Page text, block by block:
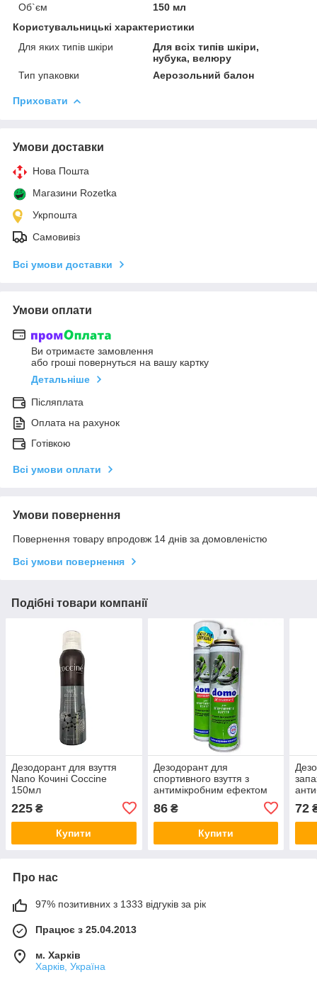
Об`єм
150 мл
Користувальницькі характеристики
Для яких типів шкіри
Для всіх типів шкіри,
нубука, велюру
Тип упаковки
Аерозольний балон
Приховати
Умови доставки
Нова Пошта
Магазини Rozetka
Укрпошта
Самовивіз
Всі умови доставки
Умови оплати
Ви отримаєте замовлення
або гроші повернуться на вашу картку
Детальніше
Післяплата
Оплата на рахунок
Готівкою
Всі умови оплати
Умови повернення
Повернення товару впродовж 14 днів за домовленістю
Всі умови повернення
Подібні товари компанії
Дезодорант для взуття
Nano Кочині Coccine
150мл
225 ₴
Купити
Дезодорант для
спортивного взуття з
антимікробним ефектом
86₴
Купити
72
Про нас
97% позитивних з 1333 відгуків за рік
Працює з 25.04.2013
м. Харків
Харків, Україна